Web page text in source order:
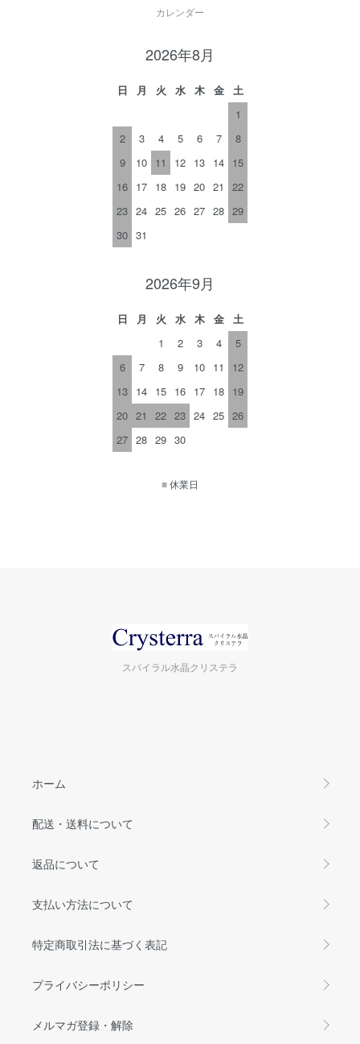
カレンダー
2026年8月
日 月 火 水 木 金
土
1
2
3 4 5 6 7
8
9
10 11 12 13 14 15
16 17 18 19 20 21
22
23 24 25 26 27 28 29
30 31
2026年9月
日 月 火 水 木 金
土
1
2 3 4
5
6
7 8 9 10 11
12
13 14 15 16 17 18 19
20 21 22 23 24 25 26
27 28 29 30
■休業日
スパイラル水晶クリステラ
ホーム
配送・送料について
返品について
支払い方法について
特定商取引法に基づく表記
プライバシーポリシー
メルマガ登録・解除